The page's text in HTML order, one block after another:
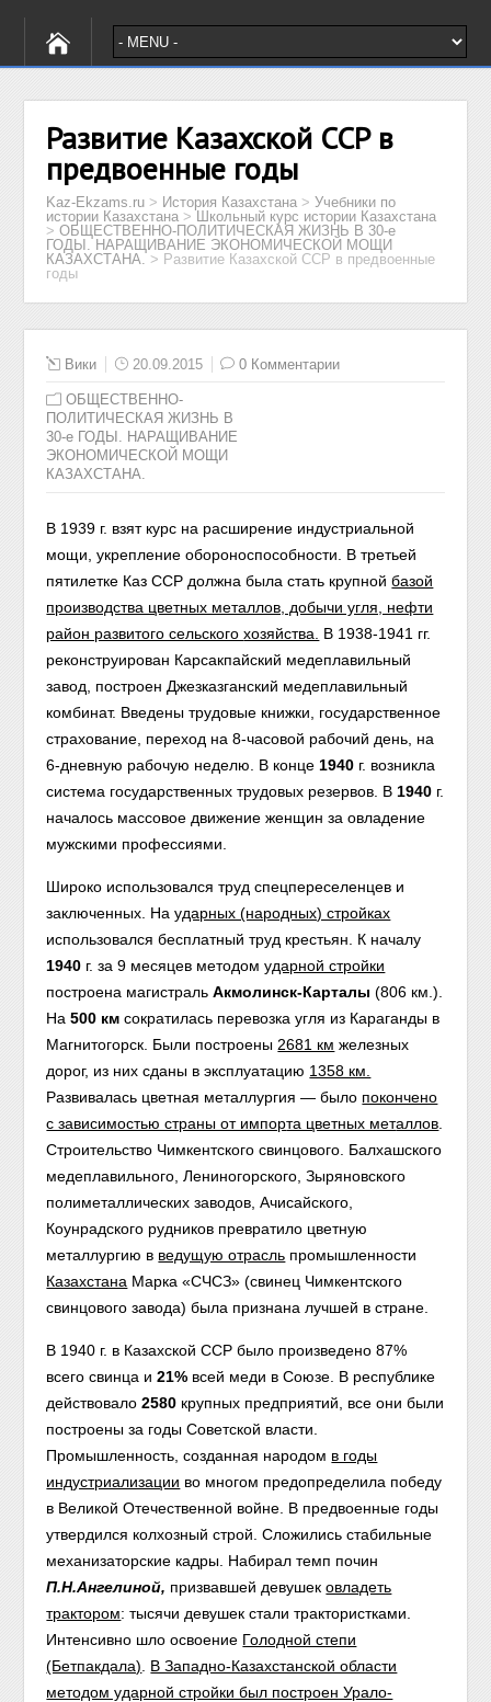
Развитие Казахской ССР в
предвоенные годы
Kaz-Ekzams.ru > История Казахстана >Учебники по
истории Казахстана > Школьный курс истории Казахстана
>ОБЩЕСТВЕННО-ПОЛИТИЧЕСКАЯ ЖИЗНЬ В 30-е
ГОДЫ. НАРАЩИВАНИЕ ЭКОНОМИЧЕСКОЙ МОЩИ
КАЗАХСТАНА. > Развитие Казахской ССР в предвоенные
годы
Вики 20.09.2015 0 Комментарии
ОБЩЕСТВЕННО-
ПОЛИТИЧЕСКАЯ ЖИЗНЬ В
30-е ГОДЫ. НАРАЩИВАНИЕ
ЭКОНОМИЧЕСКОЙ МОЩИ
КАЗАХСТАНА.
В 1939 г. взят курс на расширение индустриальной
мощи, укрепление обороноспособности. В третьей
пятилетке Каз ССР должна была стать крупнойбазой
производства цветных металлов, добычи угля, нефти
район развитого сельскогохозяйства.
В 1938-1941 гг.
реконструирован Карсакпайский медеплавильный
завод, построен Джезказганский медеплавильный
комбинат. Введены трудовые книжки, государственное
страхование, переход на 8-часовой рабочий день, на
6-дневную рабочую неделю. В конце 1940 г. возникла
система государственных трудовых резервов. В 1940 г.
началось массовое движение женщин за овладение
мужскими профессиями.
Широко использовался труд спецпереселенцев и
заключенных. Наударных (народных) стройках
использовался бесплатный труд крестьян.
К началу
1940 г. за 9 месяцев методомударной стройки
построена магистральАкмолинск-Карталы(806 км.).
На500 кмсократилась перевозка угля из Караганды в
Магнитогорск. Были построены 2681 км железных
дорог, из них сданы в эксплуатацию 1358 км.
Развивалась цветная металлургия — было покончено
с зависимостью страны от импорта цветных металлов
Строительство Чимкентского свинцового. Балхашского
медеплавильного, Лениногорского, Зыряновского
полиметаллических заводов, Ачисайского,
Коунрадского рудников превратило цветную
металлургию в ведущую отрасль промышленности
Казахстана Марка «СЧСЗ» (свинец Чимкентского
свинцового завода) была признана лучшей в стране.
В 1940 г. в Казахской ССР было произведено 87%
всего свинца и21% всей меди в Союзе. В республике
действовало2580 крупных предприятий, все они были
построены за годы Советской власти.
Промышленность, созданная народом в годы
индустриализации во многом предопределила победу
в Великой Отечественной войне. В предвоенные годы
утвердился колхозный строй. Сложились стабильные
механизаторские кадры. Набирал темп почин
П.Н.Ангелиной, призвавшей девушековладеть
трактором: тысячи девушек стали трактористками.
Интенсивно шло освоение Голодной степи
(Бетпакдала)
В Западно-Казахстанской области
методом ударной стройки был построен Урало-